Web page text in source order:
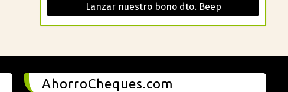
Lanzar nuestro bono dto. Beep
AhorroCheques.com